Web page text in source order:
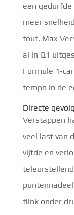
een
meer
fout. Max
al in Q1
Formule 1-
tempo in de
Directe
Verstappen
veel last van
vijfde en
flink onder